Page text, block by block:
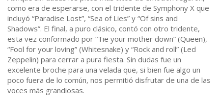
como era de esperarse, con el tridente de Symphony X que
incluyó “Paradise Lost”, “Sea of Lies” y “Of sins and
Shadows”. El final, a puro clásico, contó con otro tridente,
esta vez conformado por “Tie your mother down” (Queen),
“Fool for your loving” (Whitesnake) y “Rock and roll” (Led
Zeppelin) para cerrar a pura fiesta. Sin dudas fue un
excelente broche para una velada que, si bien fue algo un
poco fuera de lo común, nos permitió disfrutar de una de las
voces más grandiosas.